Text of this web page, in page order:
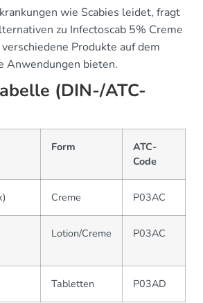
wie Scabies leidet, fragt
zu Infectoscab 5% Creme
Produkte auf dem
Anwendungen bieten.
(DIN-/ATC-
Form
ATC-
Code
Creme P03AC
Lotion/Creme P03AC
Tabletten P03AD